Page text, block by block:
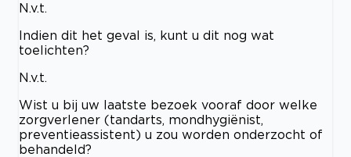
N.v.t.
Indien dit het geval is, kunt u dit nog wat
toelichten?
N.v.t.
Wist u bij uw laatste bezoek vooraf door welke
zorgverlener (tandarts, mondhygiënist,
preventieassistent) u zou worden onderzocht of
behandeld?